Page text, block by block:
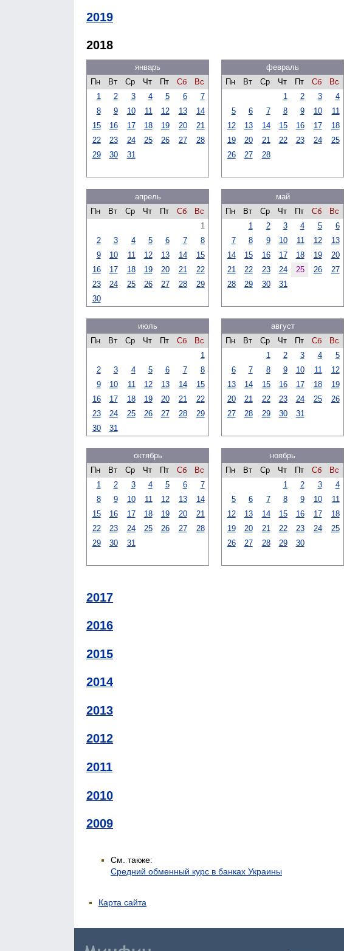
2019
2018
январь
Пн
Вт Ср Чт Пт Сб
Вс
1
2 3 4 5 6
7
8
9 10 11 12 13
14
15
16 17 18 19 20
21
22
23 24 25 26 27
28
29
30 31
февраль
Пн
Вт Ср Чт Пт Сб
Вс
1
2 3
4
5
6 7 8 9 10
11
12
13 14 15 16 17
18
19
20 21 22 23 24
25
26
27 28
апрель
Пн
Вт Ср Чт Пт Сб
Вс
1
2
3 4 5 6 7
8
9
10 11 12 13 14
15
16
17 18 19 20 21
22
23
24 25 26 27 28
29
30
май
Пн
Вт Ср Чт Пт Сб
Вс
1
2 3 4 5
6
7
8 9 10 11 12
13
14
15 16 17 18 19
20
21
22 23 24 25 26
27
28
29 30 31
июль
Пн
Вт Ср Чт Пт Сб
Вс
1
2
3 4 5 6 7
8
9
10 11 12 13 14
15
16
17 18 19 20 21
22
23
24 25 26 27 28
29
30
31
август
Пн
Вт Ср Чт Пт Сб
Вс
1
2 3 4
5
6
7 8 9 10 11
12
13
14 15 16 17 18
19
20
21 22 23 24 25
26
27
28 29 30 31
октябрь
Пн
Вт Ср Чт Пт Сб
Вс
1
2 3 4 5 6
7
8
9 10 11 12 13
14
15
16 17 18 19 20
21
22
23 24 25 26 27
28
29
30 31
ноябрь
Пн
Вт Ср Чт Пт Сб
Вс
1
2 3
4
5
6 7 8 9 10
11
12
13 14 15 16 17
18
19
20 21 22 23 24
25
26
27 28 29 30
2017
2016
2015
2014
2013
2012
2011
2010
2009
См. также:
Средний обменный курс в банках Украины
Карта сайта